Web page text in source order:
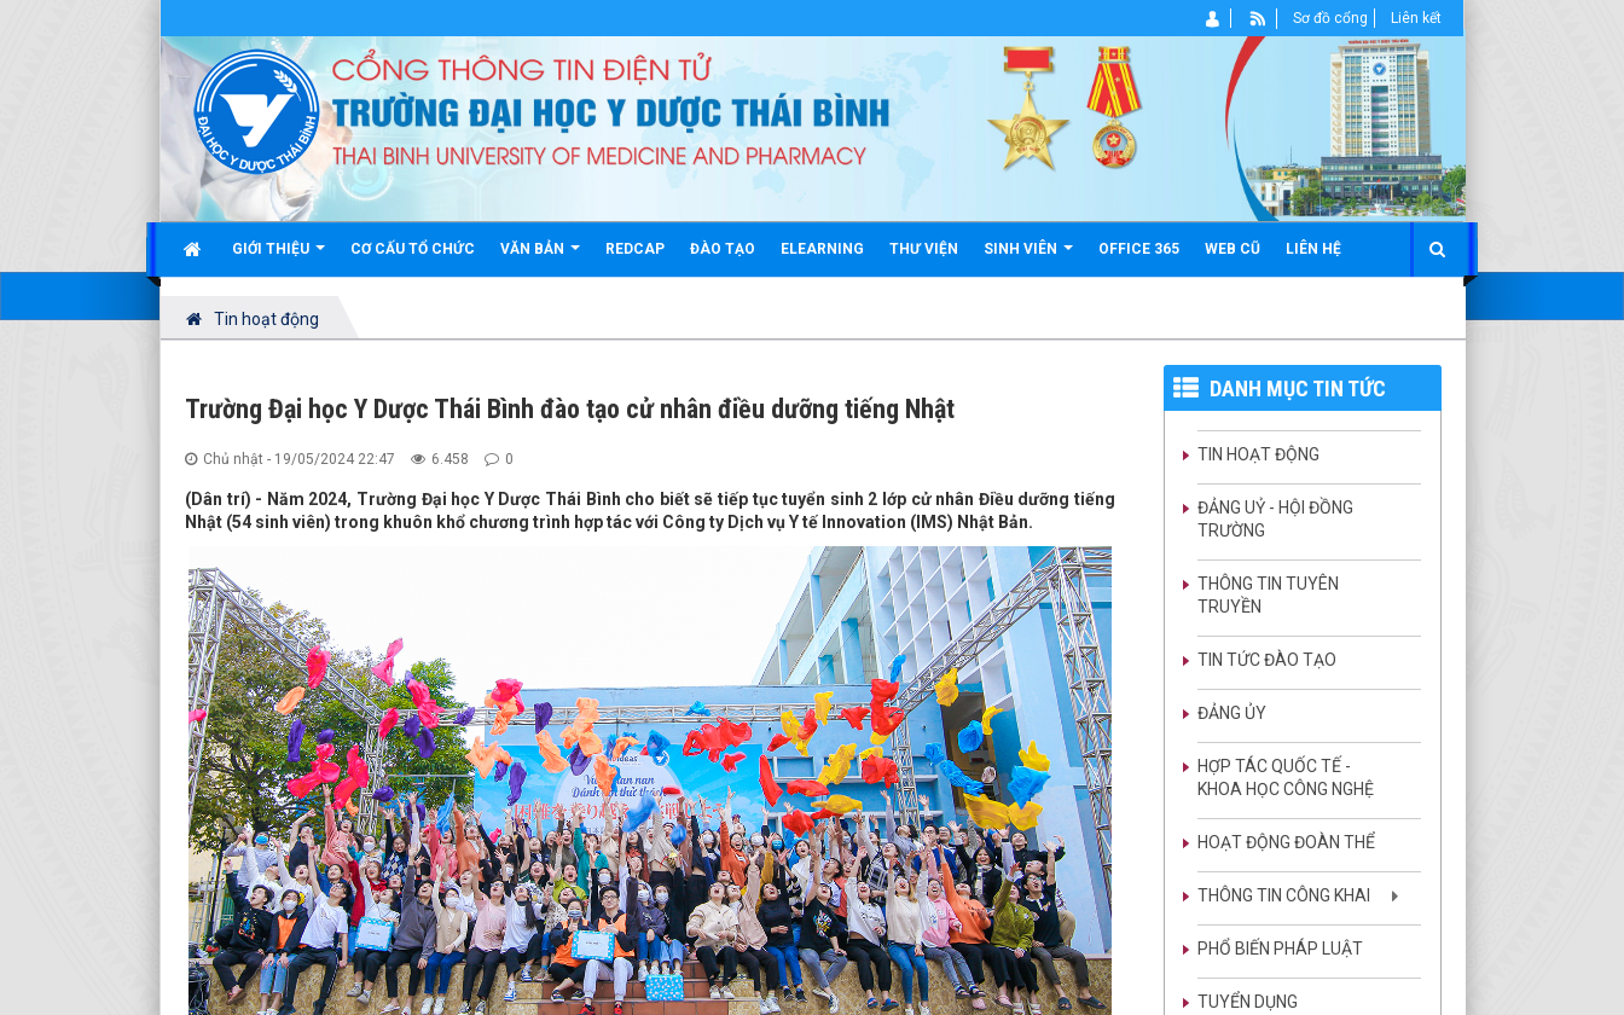
GIỚI THIỆU CƠ CẤU TỔ CHỨC VĂN BẢN REDCAP ĐÀO TẠO ELEARNING THƯ VIỆN SINH VIÊN OFFICE 365 WEB CŨ LIÊN HỆ
Sơ đồ cổng Liên kết
Tin hoạt động
Trường Đại học Y Dược Thái Bình đào tạo cử nhân điều dưỡng tiếng Nhật
Chủ nhật - 19/05/2024 22:47 6.458 0
(Dân trí) - Năm 2024, Trường Đại học Y Dược Thái Bình cho biết sẽ tiếp tục tuyển sinh 2 lớp cử nhân Điều dưỡng tiếng
Nhật (54 sinh viên) trong khuôn khổ chương trình hợp tác với Công ty Dịch vụ Y tế Innovation (IMS) Nhật Bản.
DANH MỤC TIN TỨC
TIN HOẠT ĐỘNG
ĐẢNG UỶ - HỘI ĐỒNG
TRƯỜNG
THÔNG TIN TUYÊN
TRUYỀN
TIN TỨC ĐÀO TẠO
ĐẢNG ỦY
HỢP TÁC QUỐC TẾ -
KHOA HỌC CÔNG NGHỆ
HOẠT ĐỘNG ĐOÀN THỂ
THÔNG TIN CÔNG KHAI
PHỔ BIẾN PHÁP LUẬT
TUYỂN DỤNG